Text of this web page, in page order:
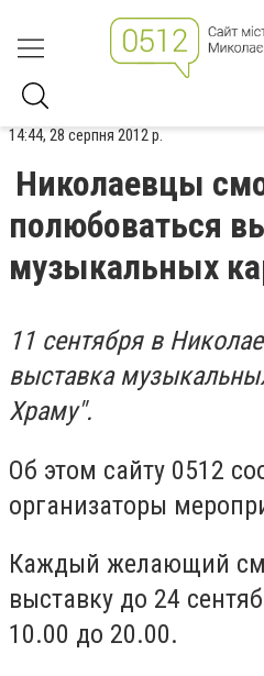
14:44, 28 серпня 2012 р.
Николаевцы
полюбоваться
музыкальных
11 сентября в
выставка
Храму".
Об этом сайту 0512
организаторы
Каждый желающий
выставку до 24
10.00 до 20.00.